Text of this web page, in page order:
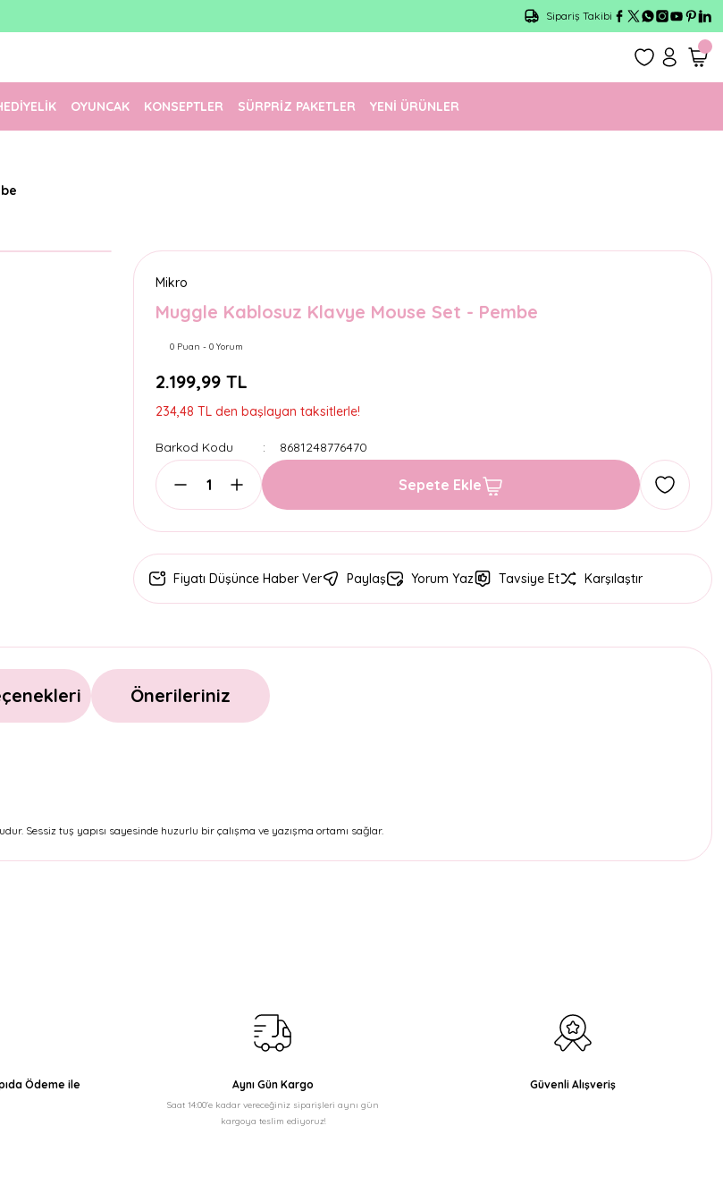
1500 TL Üzeri Ücretsiz Kargo
Sipariş Takibi
OYUNCAK KONSEPTLER SÜRPRİZ PAKETLER YENİ ÜRÜNLER
Mikro
Muggle Kablosuz Klavye Mouse Set - Pembe
0 Puan - 0 Yorum
2.199,99 TL
234,48 TL den başlayan taksitlerle!
Barkod Kodu 8681248776470
Sepete Ekle
Fiyatı Düşünce Haber Ver Paylaş Yorum Yaz Tavsiye Et Karşılaştır
Önerileriniz
Sessiz tuş yapısı sayesinde huzurlu bir çalışma ve yazışma ortamı sağlar.
Ödeme ile
Aynı Gün Kargo
Saat 14:00'e kadar vereceğiniz siparişleri aynı gün
kargoya teslim ediyoruz!
Güvenli Alışveriş